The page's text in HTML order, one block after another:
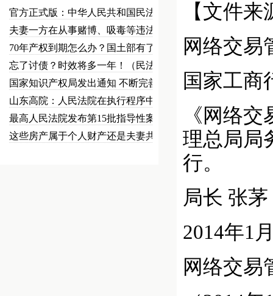
官方正式版：中华人民共和国民法总…
夫妻一方在从事赌博、吸毒等违法犯…
70年产权到期怎么办？国土部有了…
忘了讨债？时效将多一年！（民法草…
国家知识产权局发出通知 不断完善…
山东高院：人民法院在执行程序中可…
最高人民法院发布第15批指导性案…
这些房产属于个人财产还是夫妻共同…
【文件
网络交易
国家工商
《网络
理总局局
行。
局长 张茅
2014年1
网络交易